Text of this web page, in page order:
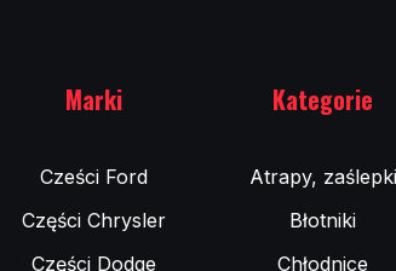
Marki
Cześci Ford
Części Chrysler
Części Dodge
Kategorie
Atrapy, zaślepki
Błotniki
Chłodnice